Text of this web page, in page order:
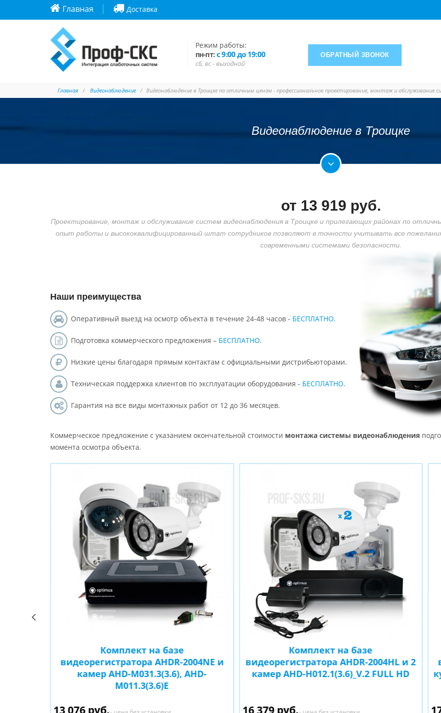
Главная Доставка
Режим работы:
пн-пт: с 9:00 до 19:00
сб, вс - выходной
ОБРАТНЫЙ ЗВОНОК
Главная Видеонаблюдение Видеонаблюдение в Троицке по отличным ценам - профессиональное проектирование, монтаж и обслуживание
Видеонаблюдение в Троицке
от 13 919 руб.
Проектирование, монтаж и обслуживание систем видеонаблюдения в Троицке и прилегающих районах по
опыт работы и высококвалифицированный штат сотрудников позволяют в точности учитывать все
современными системами безопасности.
Наши преимущества
Оперативный выезд на осмотр объекта в течение 24-48 часов - БЕСПЛАТНО.
Подготовка коммерческого предложения – БЕСПЛАТНО.
Низкие цены благодаря прямым контактам с официальными дистрибьюторами.
Техническая поддержка клиентов по эксплуатации оборудования - БЕСПЛАТНО.
Гарантия на все виды монтажных работ от 12 до 36 месяцев.
Коммерческое предложение с указанием окончательной стоимости монтажа системы видеонаблюдения
момента осмотра объекта.
Комплект на базе
видеорегистратора AHDR-2004NE и
камер AHD-M031.3(3.6), AHD-
M011.3(3.6)E
13 076 руб.
Комплект на базе
видеорегистратора AHDR-2004HL и 2
камер AHD-H012.1(3.6)_V.2 FULL HD
16 379 руб.